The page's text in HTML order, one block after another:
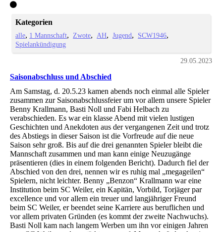
Kategorien
alle 1 Mannschaft Zwote AH Jugend
SCW1946
Spielankündigung
29.05.2023
Saisonabschluss und Abschied
Am Samstag, d. 20.5.23 kamen abends noch einmal alle Spieler
zusammen zur Saisonabschlussfeier um vor allem unsere Spieler
Benny Krallmann, Basti Noll und Fabi Helbach zu
verabschieden. Es war ein klasse Abend mit vielen lustigen
Geschichten und Anekdoten aus der vergangenen Zeit und trotz
des Abstiegs in dieser Saison ist die Vorfreude auf die neue
Saison sehr groß. Bis auf die drei genannten Spieler bleibt die
Mannschaft zusammen und man kann einige Neuzugänge
präsentieren (dies in einem folgenden Bericht). Dadurch fiel der
Abschied von den drei, nennen wir es ruhig mal „megageilen“
Spielern, nicht leichter. Benny „Benzon“ Krallmann war eine
Institution beim SC Weiler, ein Kapitän, Vorbild, Torjäger par
excellence und vor allem ein treuer und langjähriger Freund
beim SC Weiler, er beendet seine Karriere aus beruflichen und
vor allem privaten Gründen (es kommt der zweite Nachwuchs).
Basti Noll kam nach langem Werben um ihn vor einigen Jahren